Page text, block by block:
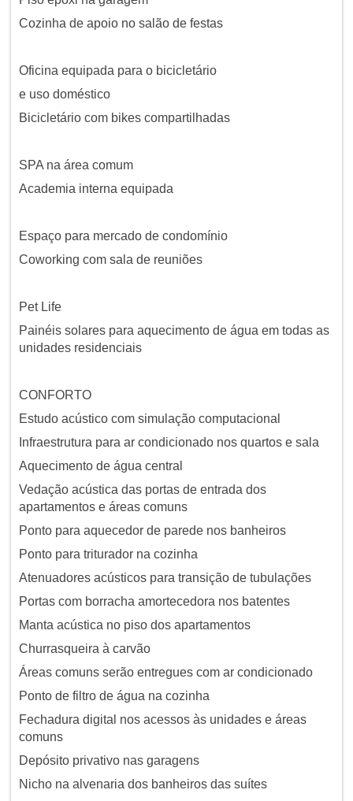
Cozinha de apoio no salão de festas
Oficina equipada para o bicicletário
e uso doméstico
Bicicletário com bikes compartilhadas
SPA na área comum
Academia interna equipada
Espaço para mercado de condomínio
Coworking com sala de reuniões
Pet Life
Painéis solares para aquecimento de água em todas as
unidades residenciais
CONFORTO
Estudo acústico com simulação computacional
Infraestrutura para ar condicionado nos quartos e sala
Aquecimento de água central
Vedação acústica das portas de entrada dos
apartamentos e áreas comuns
Ponto para aquecedor de parede nos banheiros
Ponto para triturador na cozinha
Atenuadores acústicos para transição de tubulações
Portas com borracha amortecedora nos batentes
Manta acústica no piso dos apartamentos
Churrasqueira à carvão
Áreas comuns serão entregues com ar condicionado
Ponto de filtro de água na cozinha
Fechadura digital nos acessos às unidades e áreas
comuns
Depósito privativo nas garagens
Nicho na alvenaria dos banheiros das suítes